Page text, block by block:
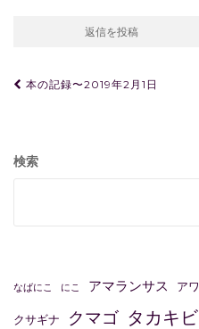
投
ビ
ン
本の記録〜2019年2月1日
検索
なばにこ にこ アマランサス アワ
クサギナ クマゴ タカキビ